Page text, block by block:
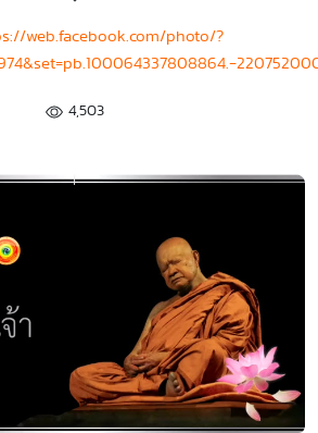
web.facebook.com/photo/?
4,503